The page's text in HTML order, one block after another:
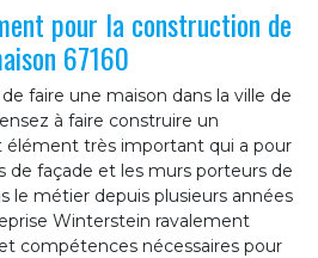
pour la construction de
67160
faire une maison dans la ville de
à faire construire un
élément très important qui a pour
de façade et les murs porteurs de
le métier depuis plusieurs années
Winterstein ravalement
compétences nécessaires pour